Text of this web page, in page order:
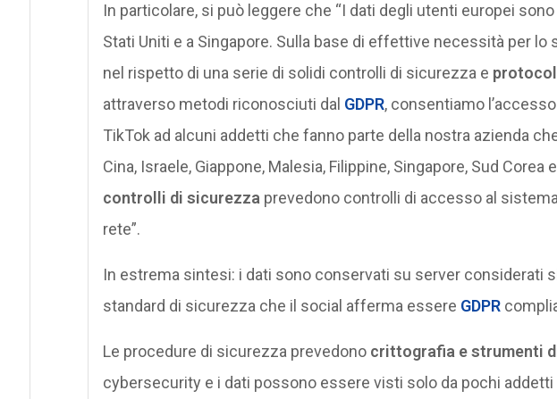
In particolare, si può leggere che “I dati degli utenti europei
Stati Uniti e a Singapore. Sulla base di effettive necessità per lo
nel rispetto di una serie di solidi controlli di sicurezza e
attraverso metodi riconosciuti dal GDPR, consentiamo
TikTok ad alcuni addetti che fanno parte della nostra azienda
Cina, Israele, Giappone, Malesia, Filippine, Singapore, Sud Corea
controlli di sicurezzaprevedono controlli di accesso al
rete”.
In estrema sintesi: i dati sono conservati su server considerati
standard di sicurezza che il social afferma essere GDPR
Le procedure di sicurezza prevedono crittografia e strumenti
cybersecurity e i dati possono essere visti solo da pochi addetti